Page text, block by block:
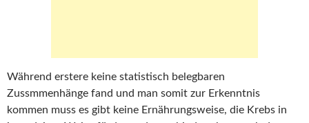
Während erstere keine statistisch belegbaren
Zussmmenhänge fand und man somit zur Erkenntnis
kommen muss es gibt keine Ernährungsweise, die Krebs in